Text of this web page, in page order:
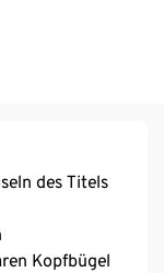
des Titels
Kopfbügel